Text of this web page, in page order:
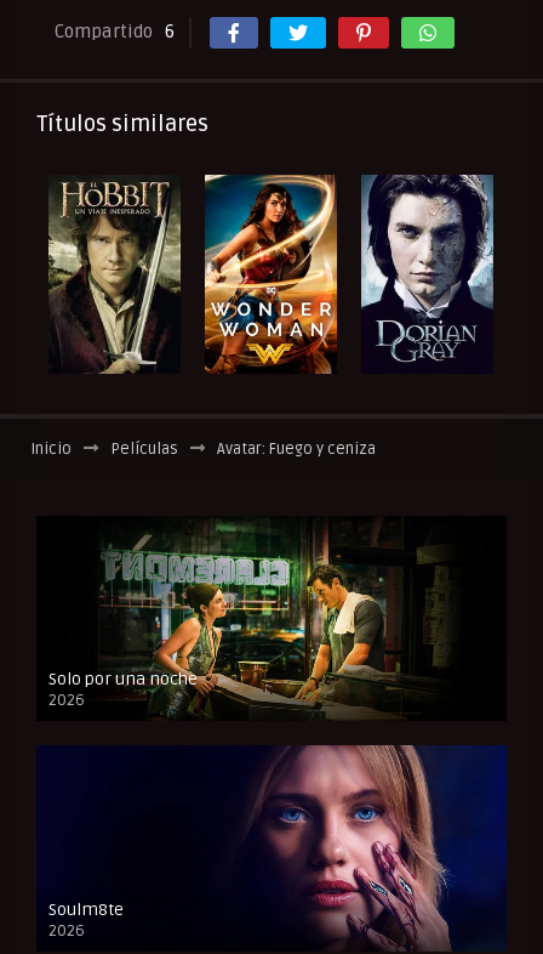
Compartido 6
Títulos similares
Inicio Películas Avatar: Fuego y ceniza
Solo por una noche
2026
CAM
Soulm8te
2026
FULL HD